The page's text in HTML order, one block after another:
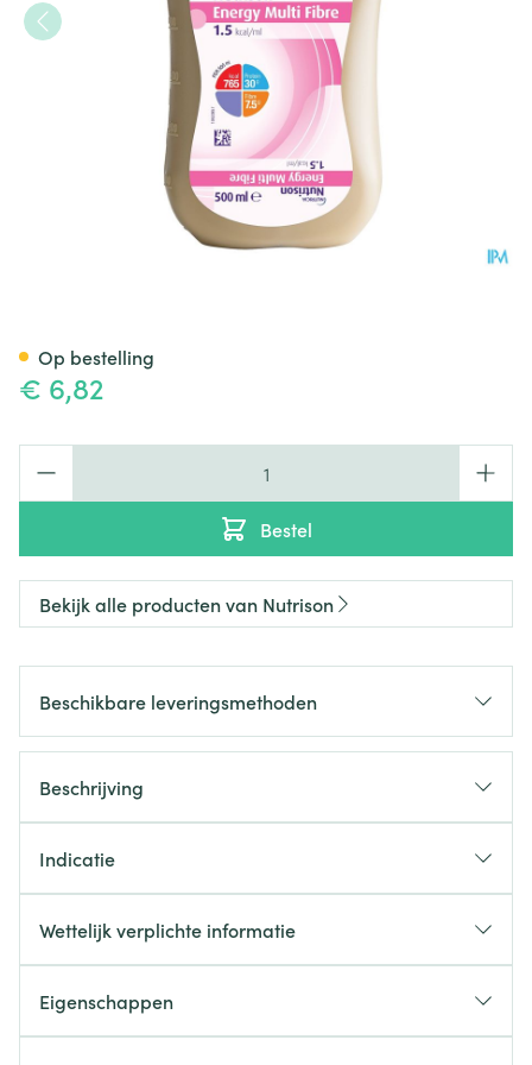
€ 6,82
Bestel
Op bestelling
Bekijk alle producten van Nutrison
Beschikbare leveringsmethoden
Beschrijving
Indicatie
Wettelijk verplichte informatie
Eigenschappen